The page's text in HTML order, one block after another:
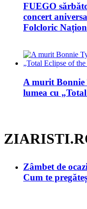
FUEGO
concert
Folcloric
A murit Bonnie
lumea cu
Zâmbet de
Cum te